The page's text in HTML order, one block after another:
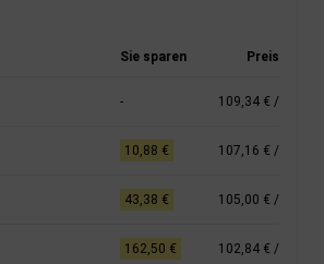
Sie sparen Preis
- 109,34 € /
10,88 € 107,16 € /
43,38 € 105,00 € /
162,50 € 102,84 € /